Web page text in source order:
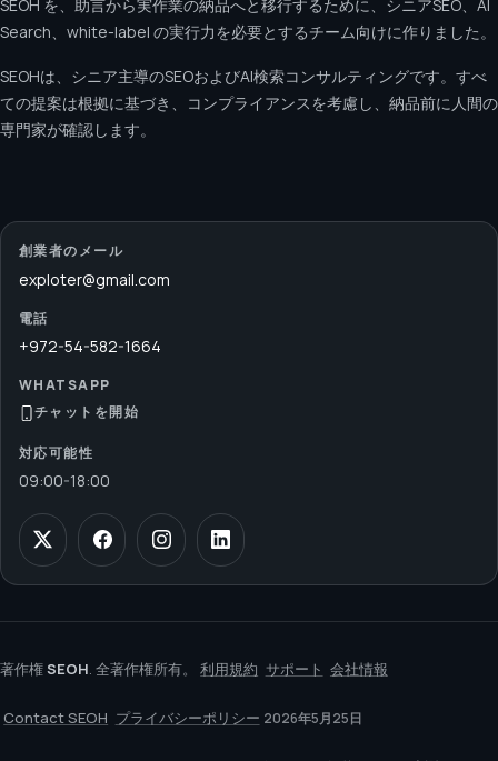
SEOH を、助言から実作業の納品へと移行するために、シニアSEO、AI
Search、white-label の実行力を必要とするチーム向けに作りました。
SEOHは、シニア主導のSEOおよびAI検索コンサルティングです。すべ
ての提案は根拠に基づき、コンプライアンスを考慮し、納品前に人間の
専門家が確認します。
創業者のメール
exploter@gmail.com
電話
+972-54-582-1664
WHATSAPP
チャットを開始
対応可能性
09:00-18:00
著作権SEOH . 全著作権所有。 利用規約 サポート 会社情報
Contact SEOH プライバシーポリシー 2026年5月25日